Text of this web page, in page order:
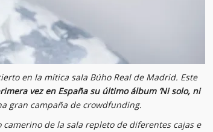
en la mítica sala Búho Real de Madrid. Este
vez en España su último álbum ‘Ni solo, ni
gran campaña de crowdfunding.
de la sala repleto de diferentes cajas e